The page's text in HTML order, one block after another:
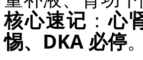
核心速记 ：心
惕、DKA 必停。